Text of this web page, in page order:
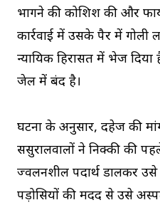
भागने की कोशिश की और
कार्रवाई में उसके पैर में गोली
न्यायिक हिरासत में भेज
जेल में बंद है।
घटना के अनुसार, दहेज की
ससुरालवालों ने निक्की की
ज्वलनशील पदार्थ डालकर
पड़ोसियों की मदद से उसे